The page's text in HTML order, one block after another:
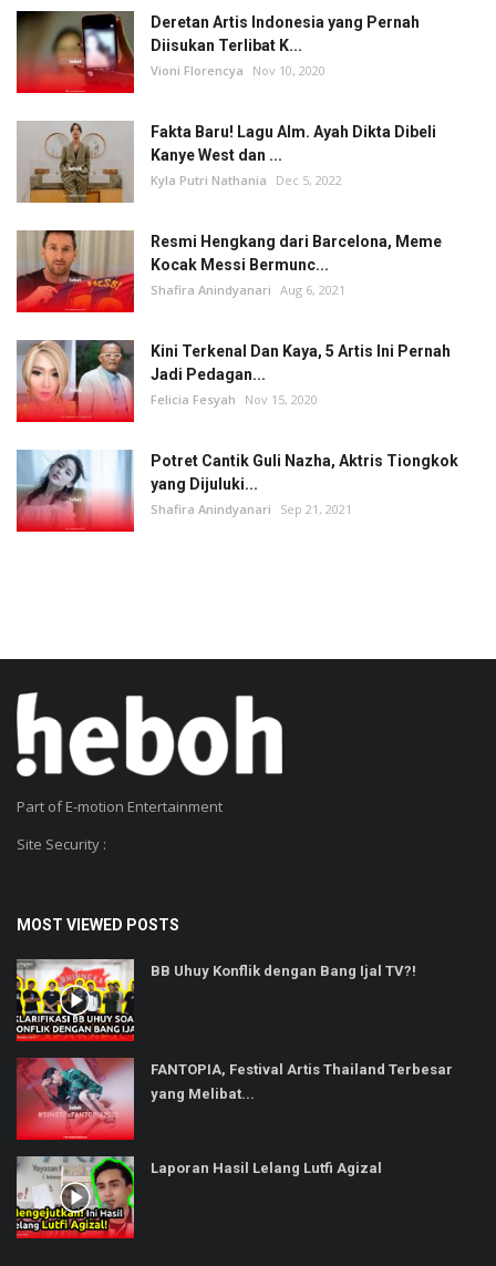
Deretan Artis Indonesia yang Pernah
Diisukan Terlibat K...
Vioni Florencya Nov 10, 2020
Fakta Baru! Lagu Alm. Ayah Dikta Dibeli
Kanye West dan ...
Kyla Putri Nathania Dec 5, 2022
Resmi Hengkang dari Barcelona, Meme
Kocak Messi Bermunc...
Shafira Anindyanari Aug 6, 2021
Kini Terkenal Dan Kaya, 5 Artis Ini Pernah
Jadi Pedagan...
Felicia Fesyah Nov 15, 2020
Potret Cantik Guli Nazha, Aktris Tiongkok
yang Dijuluki...
Shafira Anindyanari Sep 21, 2021
Part of E-motion Entertainment
Site Security :
MOST VIEWED POSTS
BB Uhuy Konflik dengan Bang Ijal TV?!
FANTOPIA, Festival Artis Thailand Terbesar
yang Melibat...
Laporan Hasil Lelang Lutfi Agizal